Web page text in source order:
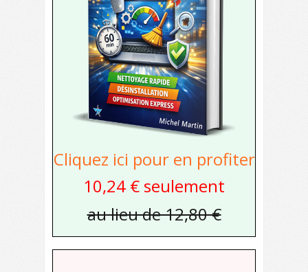
Cliquez ici pour en profiter
10,24 € seulement
au lieu de 12,80 €